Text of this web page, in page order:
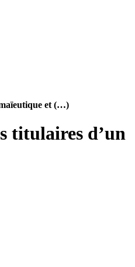
et (…)
titulaires d’un